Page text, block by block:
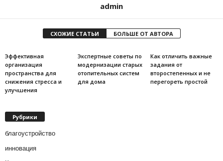
admin
СХОЖИЕ СТАТЬИ БОЛЬШЕ ОТ АВТОРА
Эффективная
организация
пространства для
снижения стресса и
улучшения
Экспертные советы по
модернизации старых
отопительных систем
для дома
Как отличить важные
задания от
второстепенных и не
перегореть простой
Рубрики
благоустройство
инновация